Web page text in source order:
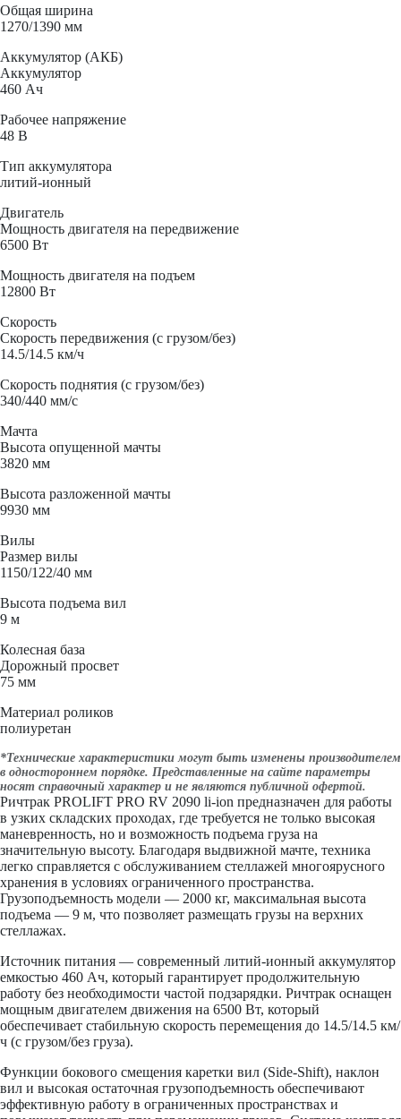
Общая ширина
1270/1390 мм
Аккумулятор (АКБ)
Аккумулятор
460 Ач
Рабочее напряжение
48 В
Тип аккумулятора
литий-ионный
Двигатель
Мощность двигателя на передвижение
6500 Вт
Мощность двигателя на подъем
12800 Вт
Скорость
Скорость передвижения (с грузом/без)
14.5/14.5 км/ч
Скорость поднятия (с грузом/без)
340/440 мм/с
Мачта
Высота опущенной мачты
3820 мм
Высота разложенной мачты
9930 мм
Вилы
Размер вилы
1150/122/40 мм
Высота подъема вил
9 м
Колесная база
Дорожный просвет
75 мм
Материал роликов
полиуретан
*Технические характеристики могут быть изменены производителем
в одностороннем порядке. Представленные на сайте параметры
носят справочный характер и не являются публичной офертой.
Ричтрак PROLIFT PRO RV 2090 li-ion предназначен для работы
в узких складских проходах, где требуется не только высокая
маневренность, но и возможность подъема груза на
значительную высоту. Благодаря выдвижной мачте, техника
легко справляется с обслуживанием стеллажей многоярусного
хранения в условиях ограниченного пространства.
Грузоподъемность модели — 2000 кг, максимальная высота
подъема — 9 м, что позволяет размещать грузы на верхних
стеллажах.
Источник питания — современный литий-ионный аккумулятор
емкостью 460 Ач, который гарантирует продолжительную
работу без необходимости частой подзарядки. Ричтрак оснащен
мощным двигателем движения на 6500 Вт, который
обеспечивает стабильную скорость перемещения до 14.5/14.5 км/
ч (с грузом/без груза).
Функции бокового смещения каретки вил (Side-Shift), наклон
вил и высокая остаточная грузоподъемность обеспечивают
эффективную работу в ограниченных пространствах и